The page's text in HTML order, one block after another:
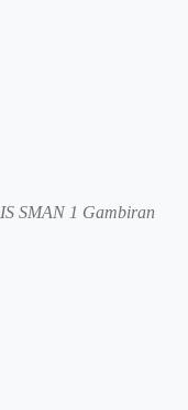
SMAN 1 Gambiran